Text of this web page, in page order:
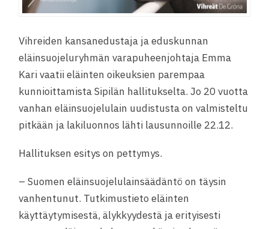
Vihreiden kansanedustaja ja eduskunnan
eläinsuojeluryhmän varapuheenjohtaja Emma
Kari vaatii eläinten oikeuksien parempaa
kunnioittamista Sipilän hallitukselta. Jo 20 vuotta
vanhan eläinsuojelulain uudistusta on valmisteltu
pitkään ja lakiluonnos lähti lausunnoille 22.12.
Hallituksen esitys on pettymys.
– Suomen eläinsuojelulainsäädäntö on täysin
vanhentunut. Tutkimustieto eläinten
käyttäytymisestä, älykkyydestä ja erityisesti